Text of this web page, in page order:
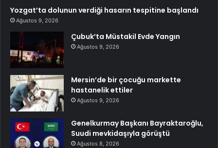
Yozgat’ta dolunun verdiği hasarın tespitine başlandı
Ağustos 9, 2026
Çubuk’ta Müstakil Evde Yangın
Ağustos 9, 2026
Mersin’de bir çocuğu markette
hastanelik ettiler
Ağustos 9, 2026
Genelkurmay Başkanı Bayraktaroğlu,
Suudi mevkidaşıyla görüştü
Ağustos 8, 2026